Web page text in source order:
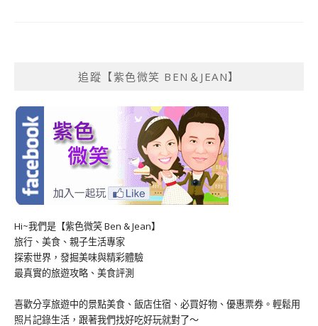
追蹤【紫色微笑 BEN＆JEAN】
Hi~我們是【紫色微笑 Ben & Jean】
旅行、美食、親子生活專家
探索世界，發掘美味與精彩體驗
最真實的旅遊攻略、美食評測
喜歡分享旅遊中的景點美食、飯店住宿、必買好物、優惠票券。輕鬆用
照片記錄生活，跟著我們找好吃好玩就對了～